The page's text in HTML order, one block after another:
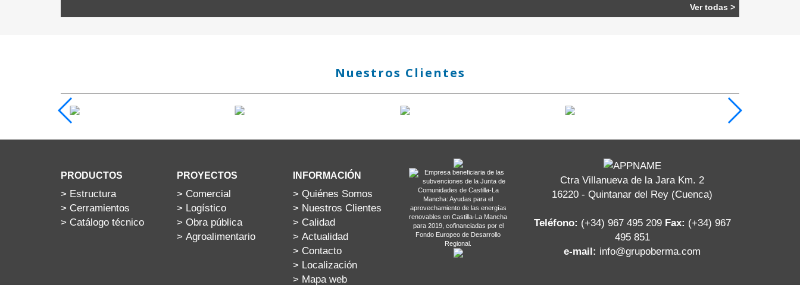
Ver todas >
Nuestros Clientes
PRODUCTOS
> Estructura
> Cerramientos
> Catálogo técnico
PROYECTOS
> Comercial
> Logístico
> Obra pública
> Agroalimentario
INFORMACIÓN
> Quiénes Somos
> Nuestros Clientes
> Calidad
> Actualidad
> Contacto
> Localización
> Mapa web
Empresa beneficiaria de las
subvenciones de la Junta de
Comunidades de Castilla-La
Mancha: Ayudas para el
aprovechamiento de las energías
renovables en Castilla-La Mancha
para 2019, cofinanciadas por el
Fondo Europeo de Desarrollo
Regional.
Ctra Villanueva de la Jara Km. 2
16220 - Quintanar del Rey (Cuenca)
Teléfono: (+34) 967 495 209 Fax: (+34) 967
495 851
e-mail: info@grupoberma.com